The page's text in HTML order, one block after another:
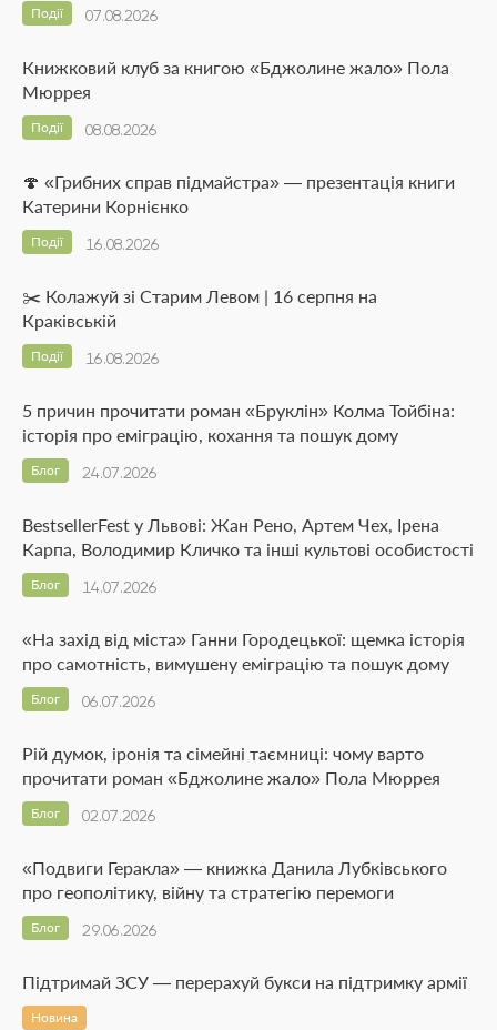
07.08.2026
Події
Книжковий клуб за книгою «Бджолине жало» Пола
Мюррея
08.08.2026
Події
🍄 «Грибних справ підмайстра» — презентація книги
Катерини Корнієнко
16.08.2026
Події
✂️ Колажуй зі Старим Левом | 16 серпня на
Краківській
16.08.2026
Події
5 причин прочитати роман «Бруклін» Колма Тойбіна:
історія про еміграцію, кохання та пошук дому
24.07.2026
Блог
BestsellerFest у Львові: Жан Рено, Артем Чех, Ірена
Карпа, Володимир Кличко та інші культові особистості
14.07.2026
Блог
«На захід від міста» Ганни Городецької: щемка історія
про самотність, вимушену еміграцію та пошук дому
06.07.2026
Блог
Рій думок, іронія та сімейні таємниці: чому варто
прочитати роман «Бджолине жало» Пола Мюррея
02.07.2026
Блог
«Подвиги Геракла» — книжка Данила Лубківського
про геополітику, війну та стратегію перемоги
29.06.2026
Блог
Підтримай ЗСУ — перерахуй букси на підтримку армії
Новина